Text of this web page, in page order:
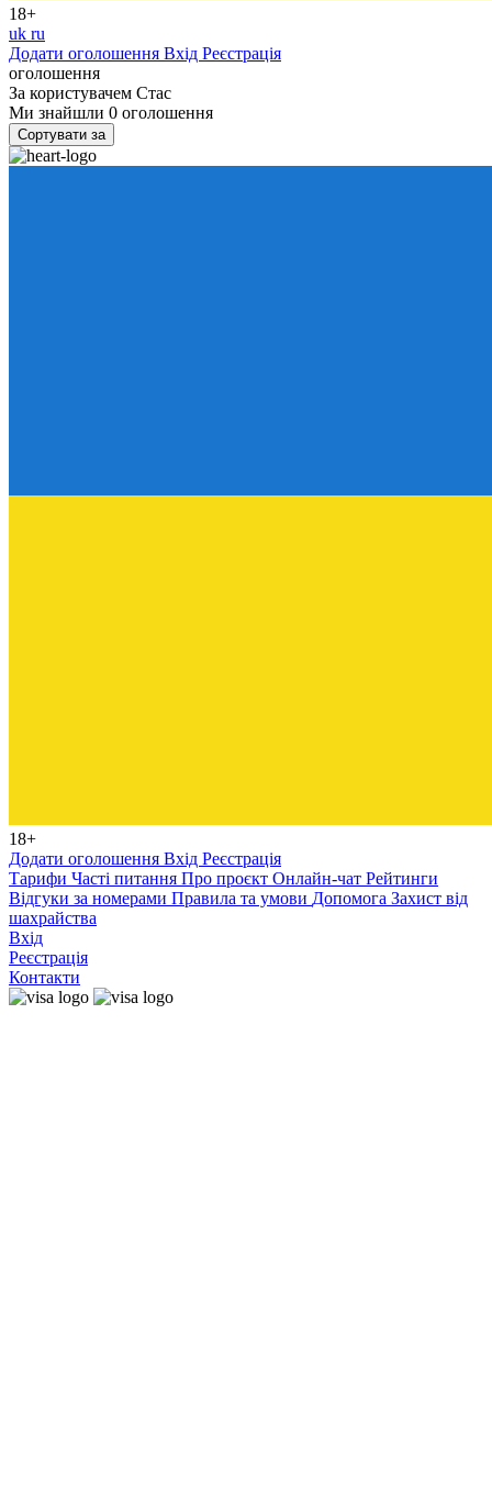
18+
uk ru
Додати оголошення Вхід Реєстрація
оголошення
За користувачем Стас
Ми знайшли 0 оголошення
Сортувати за
18+
Додати оголошення Вхід Реєстрація
Тарифи Часті питання Про проєкт Онлайн-чат Рейтинги
Відгуки за номерами Правила та умови Допомога Захист від
шахрайства
Вхід
Реєстрація
Контакти